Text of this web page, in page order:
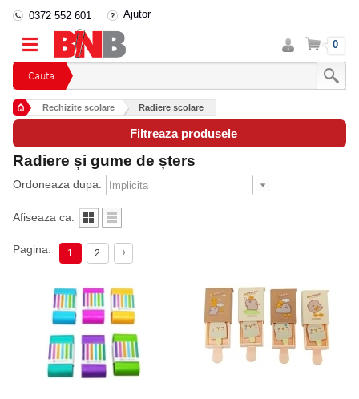
Cauta
0372 552 601 Ajutor
Intra
in
cont
Cos 0
Rechizite scolare Radiere scolare
Filtreaza produsele
Radiere și gume de șters
Ordoneaza dupa:
Afiseaza ca:
Pagina: 1 2